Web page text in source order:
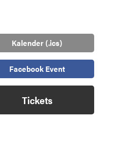
Kalender (.ics)
Facebook Event
Tickets